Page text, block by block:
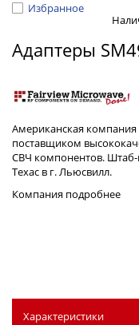
Избранное
Адаптеры
Американская компания
поставщиком
СВЧ компонентов. Штаб-
Техас в г. Льюсвилл.
Компания подробнее
Характеристики